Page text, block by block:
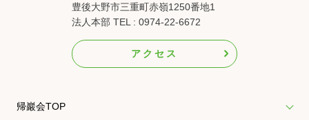
豊後大野市三重町赤嶺1250番地1
法人本部 TEL : 0974-22-6672
アクセス
帰巖会TOP